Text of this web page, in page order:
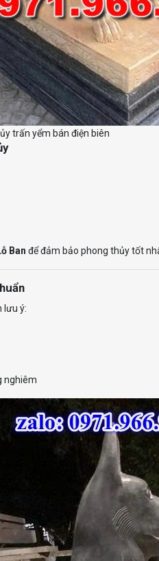
trấn yểm bán điện biên
Ban để đảm bảo phong thủy tốt
lưu ý:
nghiêm